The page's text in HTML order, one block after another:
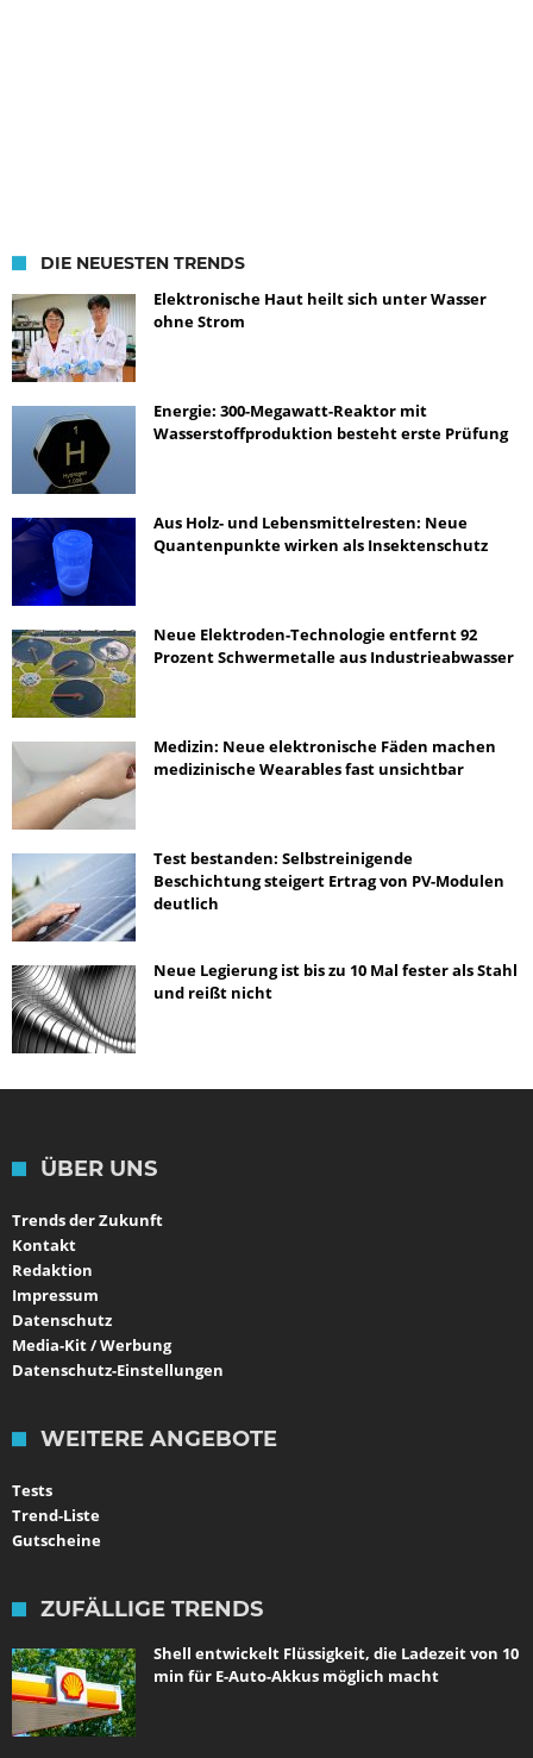
DIE NEUESTEN TRENDS
Elektronische Haut heilt sich unter Wasser
ohne Strom
Energie: 300-Megawatt-Reaktor mit
Wasserstoffproduktion besteht erste Prüfung
Aus Holz- und Lebensmittelresten: Neue
Quantenpunkte wirken als Insektenschutz
Neue Elektroden-Technologie entfernt 92
Prozent Schwermetalle aus Industrieabwasser
Medizin: Neue elektronische Fäden machen
medizinische Wearables fast unsichtbar
Test bestanden: Selbstreinigende
Beschichtung steigert Ertrag von PV-Modulen
deutlich
Neue Legierung ist bis zu 10 Mal fester als Stahl
und reißt nicht
ÜBER UNS
Trends der Zukunft
Kontakt
Redaktion
Impressum
Datenschutz
Media-Kit / Werbung
Datenschutz-Einstellungen
WEITERE ANGEBOTE
Tests
Trend-Liste
Gutscheine
ZUFÄLLIGE TRENDS
Shell entwickelt Flüssigkeit, die Ladezeit von 10
min für E-Auto-Akkus möglich macht